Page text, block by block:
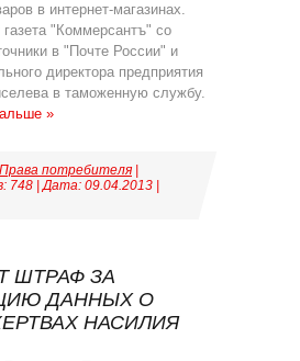
в интернет-магазинах.
"Коммерсантъ" со
в "Почте России" и
директора предприятия
в таможенную службу.
»
Права потребителя
748 | Дата: 09.04.2013
ШТРАФ ЗА
ДАННЫХ О
НАСИЛИЯ